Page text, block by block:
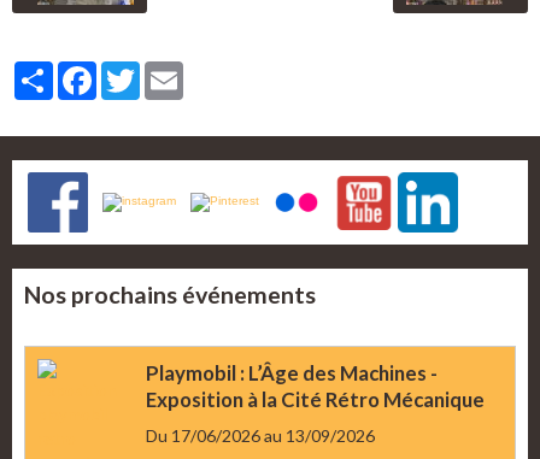
PartagerFacebook
Twitter
Nos prochains événements
Playmobil : L’Âge des Machines -
Exposition à la Cité Rétro Mécanique
Du 17/06/2026au 13/09/2026